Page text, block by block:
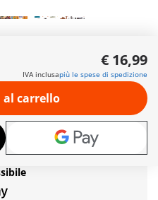
sfogo alla vostra
teste, corpi e accessori per
di personaggi.
6-8 giorni lavorativi!
ordini da
49,90€
€ 16,99
IVA inclusapiù le spese di spedizione
al carrello